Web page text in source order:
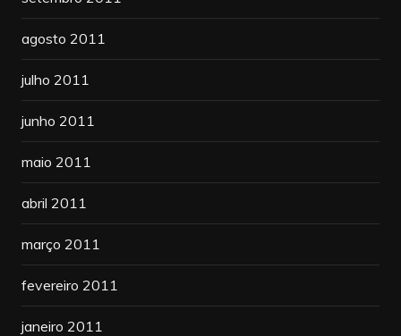
agosto 2011
julho 2011
junho 2011
maio 2011
abril 2011
março 2011
fevereiro 2011
janeiro 2011